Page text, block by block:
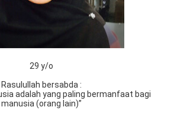
29 y/o
Rasulullah bersabda :
adalah yang paling bermanfaat bagi
manusia (orang lain)”